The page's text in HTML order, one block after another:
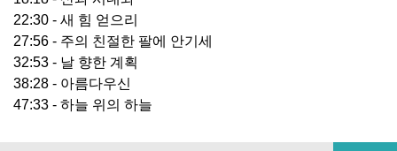
22:30 - 새 힘 얻으리
27:56 - 주의 친절한 팔에 안기세
32:53 - 날 향한 계획
38:28 - 아름다우신
47:33 - 하늘 위의 하늘